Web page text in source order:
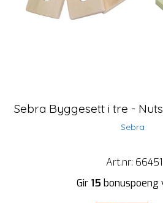
Sebra Byggesett i tre -
Sebra
Art.nr: 66451
Gir 15 bonuspoeng